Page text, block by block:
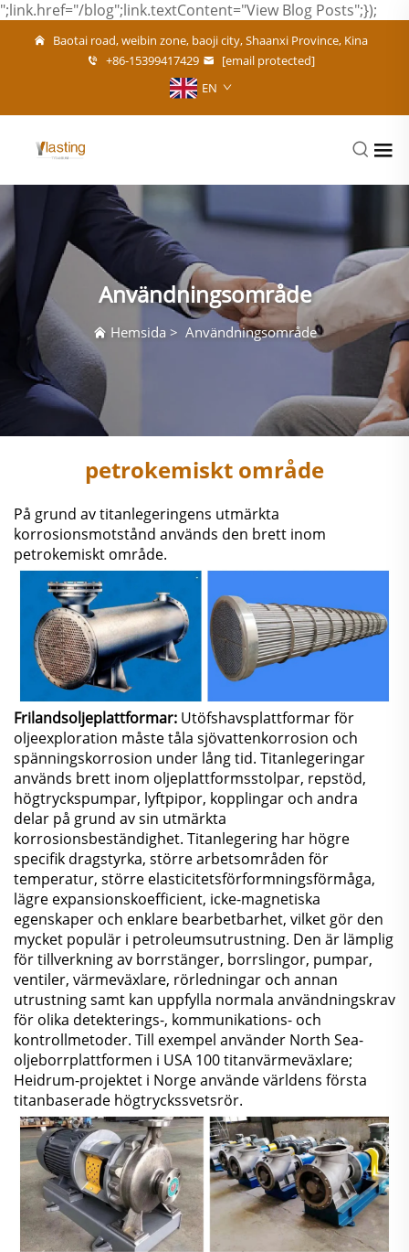
";link.href="/blog";link.textContent="View Blog Posts";});
Baotai road, weibin zone, baoji city, Shaanxi Province, Kina
+86-15399417429
[email protected]
EN
Användningsområde
Hemsida > Användningsområde
petrokemiskt område
På grund av titanlegeringens utmärkta
korrosionsmotstånd används den brett inom
petrokemiskt område.
Frilandsoljeplattformar: Utöfshavsplattformar för
oljeexploration måste tåla sjövattenkorrosion och
spänningskorrosion under lång tid. Titanlegeringar
används brett inom oljeplattformsstolpar, repstöd,
högtryckspumpar, lyftpipor, kopplingar och andra
delar på grund av sin utmärkta
korrosionsbeständighet. Titanlegering har högre
specifik dragstyrka, större arbetsområden för
temperatur, större elasticitetsförformningsförmåga,
lägre expansionskoefficient, icke-magnetiska
egenskaper och enklare bearbetbarhet, vilket gör den
mycket populär i petroleumsutrustning. Den är lämplig
för tillverkning av borrstänger, borrslingor, pumpar,
ventiler, värmeväxlare, rörledningar och annan
utrustning samt kan uppfylla normala användningskrav
för olika detekterings-, kommunikations- och
kontrollmetoder. Till exempel använder North Sea-
oljeborrplattformen i USA 100 titanvärmeväxlare;
Heidrum-projektet i Norge använde världens första
titanbaserade högtryckssvetsrör.